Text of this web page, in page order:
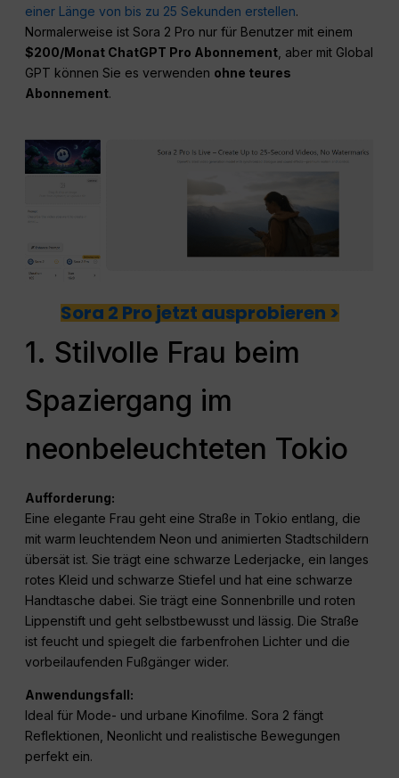
einer Länge von bis zu 25 Sekunden erstellen.
Normalerweise ist Sora 2 Pro nur für Benutzer mit einem
$200/Monat ChatGPT Pro Abonnement, aber mit Global
GPT können Sie es verwenden ohne teures
Abonnement.
Sora 2 Pro jetzt ausprobieren >
1. Stilvolle Frau beim
Spaziergang im
neonbeleuchteten Tokio
Aufforderung:
Eine elegante Frau geht eine Straße in Tokio entlang, die
mit warm leuchtendem Neon und animierten Stadtschildern
übersät ist. Sie trägt eine schwarze Lederjacke, ein langes
rotes Kleid und schwarze Stiefel und hat eine schwarze
Handtasche dabei. Sie trägt eine Sonnenbrille und roten
Lippenstift und geht selbstbewusst und lässig. Die Straße
ist feucht und spiegelt die farbenfrohen Lichter und die
vorbeilaufenden Fußgänger wider.
Anwendungsfall:
Ideal für Mode- und urbane Kinofilme. Sora 2 fängt
Reflektionen, Neonlicht und realistische Bewegungen
perfekt ein.